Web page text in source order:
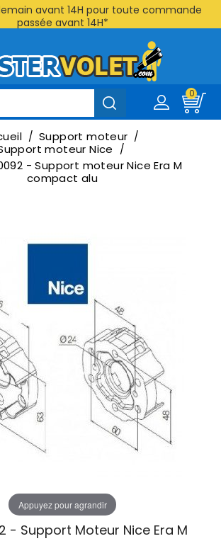
avant 14H pour toute commande
passée avant 14H*
0
Support moteur
moteur Nice
- Support moteur Nice Era M
compact alu
Appuyez pour agrandir
- Support Moteur Nice Era M